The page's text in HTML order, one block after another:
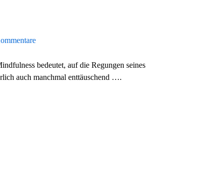
bedeutet, auf die Regungen seines
auch manchmal enttäuschend ….